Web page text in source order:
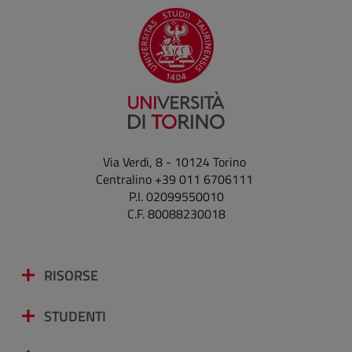
Via Verdi, 8 - 10124 Torino
Centralino +39 011 6706111
P.I. 02099550010
C.F. 80088230018
RISORSE
STUDENTI